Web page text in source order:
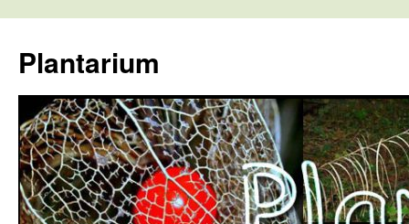
tartalomba
Plantarium